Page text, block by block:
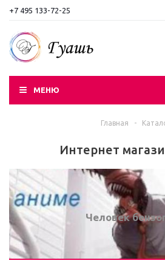
+7 495 133-72-25
МЕНЮ
Главная -
Интернет
Человек